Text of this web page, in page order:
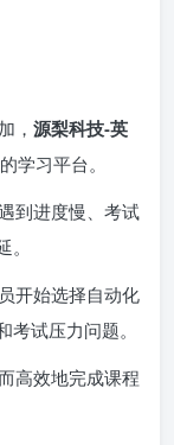
， 源梨科技-英
学习平台。
到进度慢、考试
开始选择自动化
试压力问题。
高效地完成课程